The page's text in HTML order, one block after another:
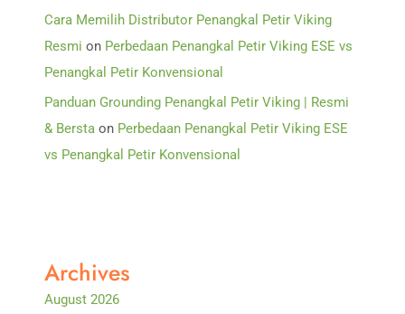
Cara Memilih Distributor Penangkal Petir Viking
Resmi on Perbedaan Penangkal Petir Viking ESE vs
Penangkal Petir Konvensional
Panduan Grounding Penangkal Petir Viking | Resmi
& Bersta on Perbedaan Penangkal Petir Viking ESE
vs Penangkal Petir Konvensional
Archives
August 2026